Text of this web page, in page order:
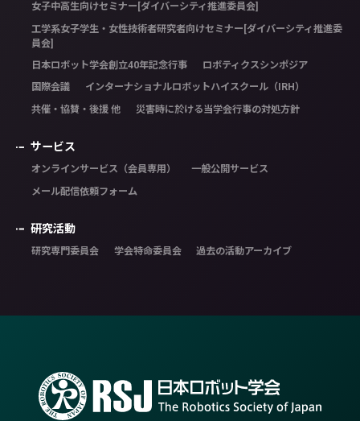
女子中高生向けセミナー[ダイバーシティ推進委員会]
工学系女子学生・女性技術者研究者向けセミナー[ダイバーシティ推進委
員会]
日本ロボット学会創立40年記念行事 ロボティクスシンポジア
国際会議 インターナショナルロボットハイスクール（IRH）
共催・協賛・後援 他 災害時に於ける当学会行事の対処方針
サービス
オンラインサービス（会員専用） 一般公開サービス
メール配信依頼フォーム
研究活動
研究専門委員会 学会特命委員会 過去の活動アーカイブ